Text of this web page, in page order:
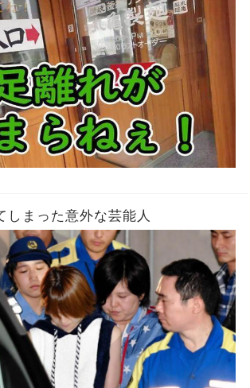
しまった意外な芸能人